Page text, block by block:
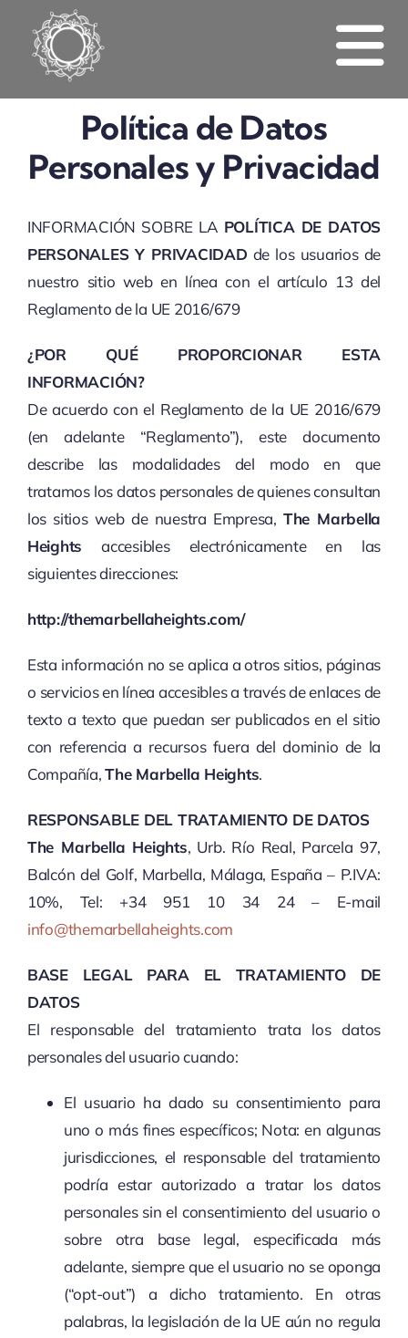
content
Las Habitaciones
Alquilar
Reservar Ahora
Política de Datos
Personales y Privacidad
INFORMACIÓN SOBRE LA POLÍTICA DE DATOS
PERSONALES Y PRIVACIDAD de los usuarios de
nuestro sitio web en línea con el artículo 13 del
Reglamento de la UE 2016/679
¿POR QUÉ PROPORCIONAR ESTA
INFORMACIÓN?
De acuerdo con el Reglamento de la UE 2016/679
(en adelante “Reglamento”), este documento
describe las modalidades del modo en que
tratamos los datos personales de quienes consultan
los sitios web de nuestra Empresa, The Marbella
Heights accesibles electrónicamente en las
siguientes direcciones:
http://themarbellaheights.com/
Esta información no se aplica a otros sitios, páginas
o servicios en línea accesibles a través de enlaces de
texto a texto que puedan ser publicados en el sitio
con referencia a recursos fuera del dominio de la
Compañía,The Marbella Heights.
RESPONSABLE DEL TRATAMIENTO DE DATOS
The Marbella Heights, Urb. Río Real, Parcela 97,
Balcón del Golf, Marbella, Málaga, España – P.IVA:
10%, Tel: +34 951 10 34 24 – E-mail
info@themarbellaheights.com
BASE LEGAL PARA EL TRATAMIENTO DE
DATOS
El responsable del tratamiento trata los datos
personales del usuario cuando:
El usuario ha dado su consentimiento para
uno o más fines específicos; Nota: en algunas
jurisdicciones, el responsable del tratamiento
podría estar autorizado a tratar los datos
personales sin el consentimiento del usuario o
sobre otra base legal, especificada más
adelante, siempre que el usuario no se oponga
(“opt-out”) a dicho tratamiento. En otras
palabras, la legislación de la UE aún no regula